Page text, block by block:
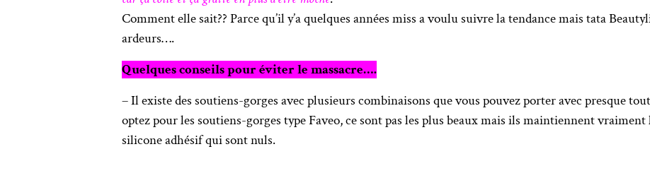
Comment elle sait?? Parce qu’il y’a quelques années miss a voulu suivre la tendance mais tata
ardeurs….
Quelques conseils pour éviter le massacre….
– Il existe des soutiens-gorges avec plusieurs combinaisons que vous pouvez porter avec presque
optez pour les soutiens-gorges type Faveo, ce sont pas les plus beaux mais ils maintiennent
silicone adhésif qui sont nuls.